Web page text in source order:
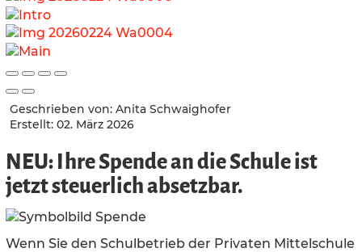
Geschrieben von: Anita Schwaighofer
Erstellt: 02. März 2026
NEU: Ihre Spende an die Schule ist
jetzt steuerlich absetzbar.
Wenn Sie den Schulbetrieb der Privaten Mittelschule